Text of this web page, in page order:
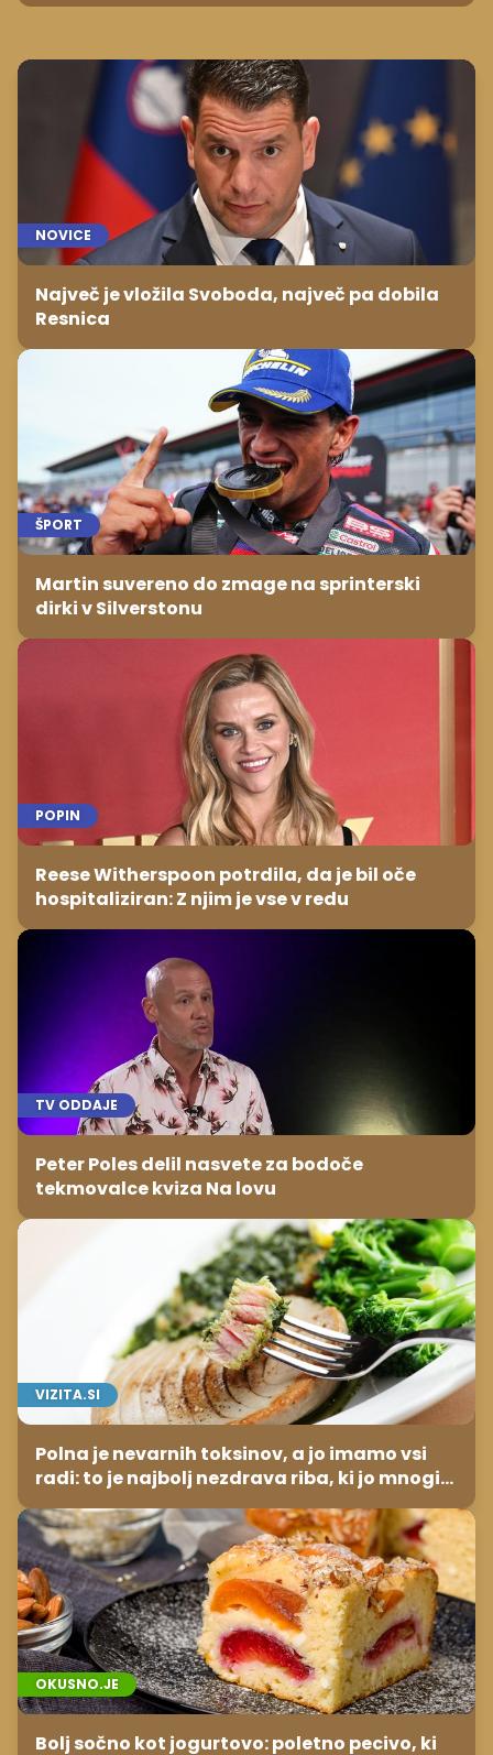
NOVICE
Največ je vložila Svoboda, največ pa dobila
Resnica
ŠPORT
Martin suvereno do zmage na sprinterski
dirki v Silverstonu
POPIN
Reese Witherspoon potrdila, da je bil oče
hospitaliziran: Z njim je vse v redu
TV ODDAJE
Peter Poles delil nasvete za bodoče
tekmovalce kviza Na lovu
VIZITA.SI
Polna je nevarnih toksinov, a jo imamo vsi
radi: to je najbolj nezdrava riba, ki jo mnogi
redno uživajo
OKUSNO.JE
Bolj sočno kot jogurtovo: poletno pecivo, ki